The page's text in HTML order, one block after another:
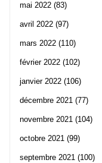
mai 2022 (83)
avril 2022 (97)
mars 2022 (110)
février 2022 (102)
janvier 2022 (106)
décembre 2021 (77)
novembre 2021 (104)
octobre 2021 (99)
septembre 2021 (100)